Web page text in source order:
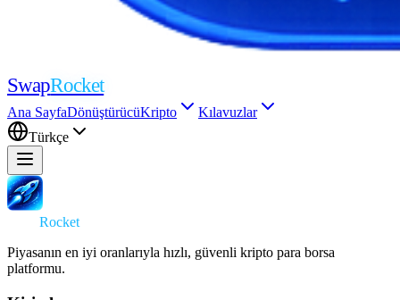
SwapRocket
Ana SayfaDönüştürücüKripto
Kılavuzlar
Türkçe
Rocket
Piyasanın en iyi oranlarıyla hızlı, güvenli kripto para borsa
platformu.